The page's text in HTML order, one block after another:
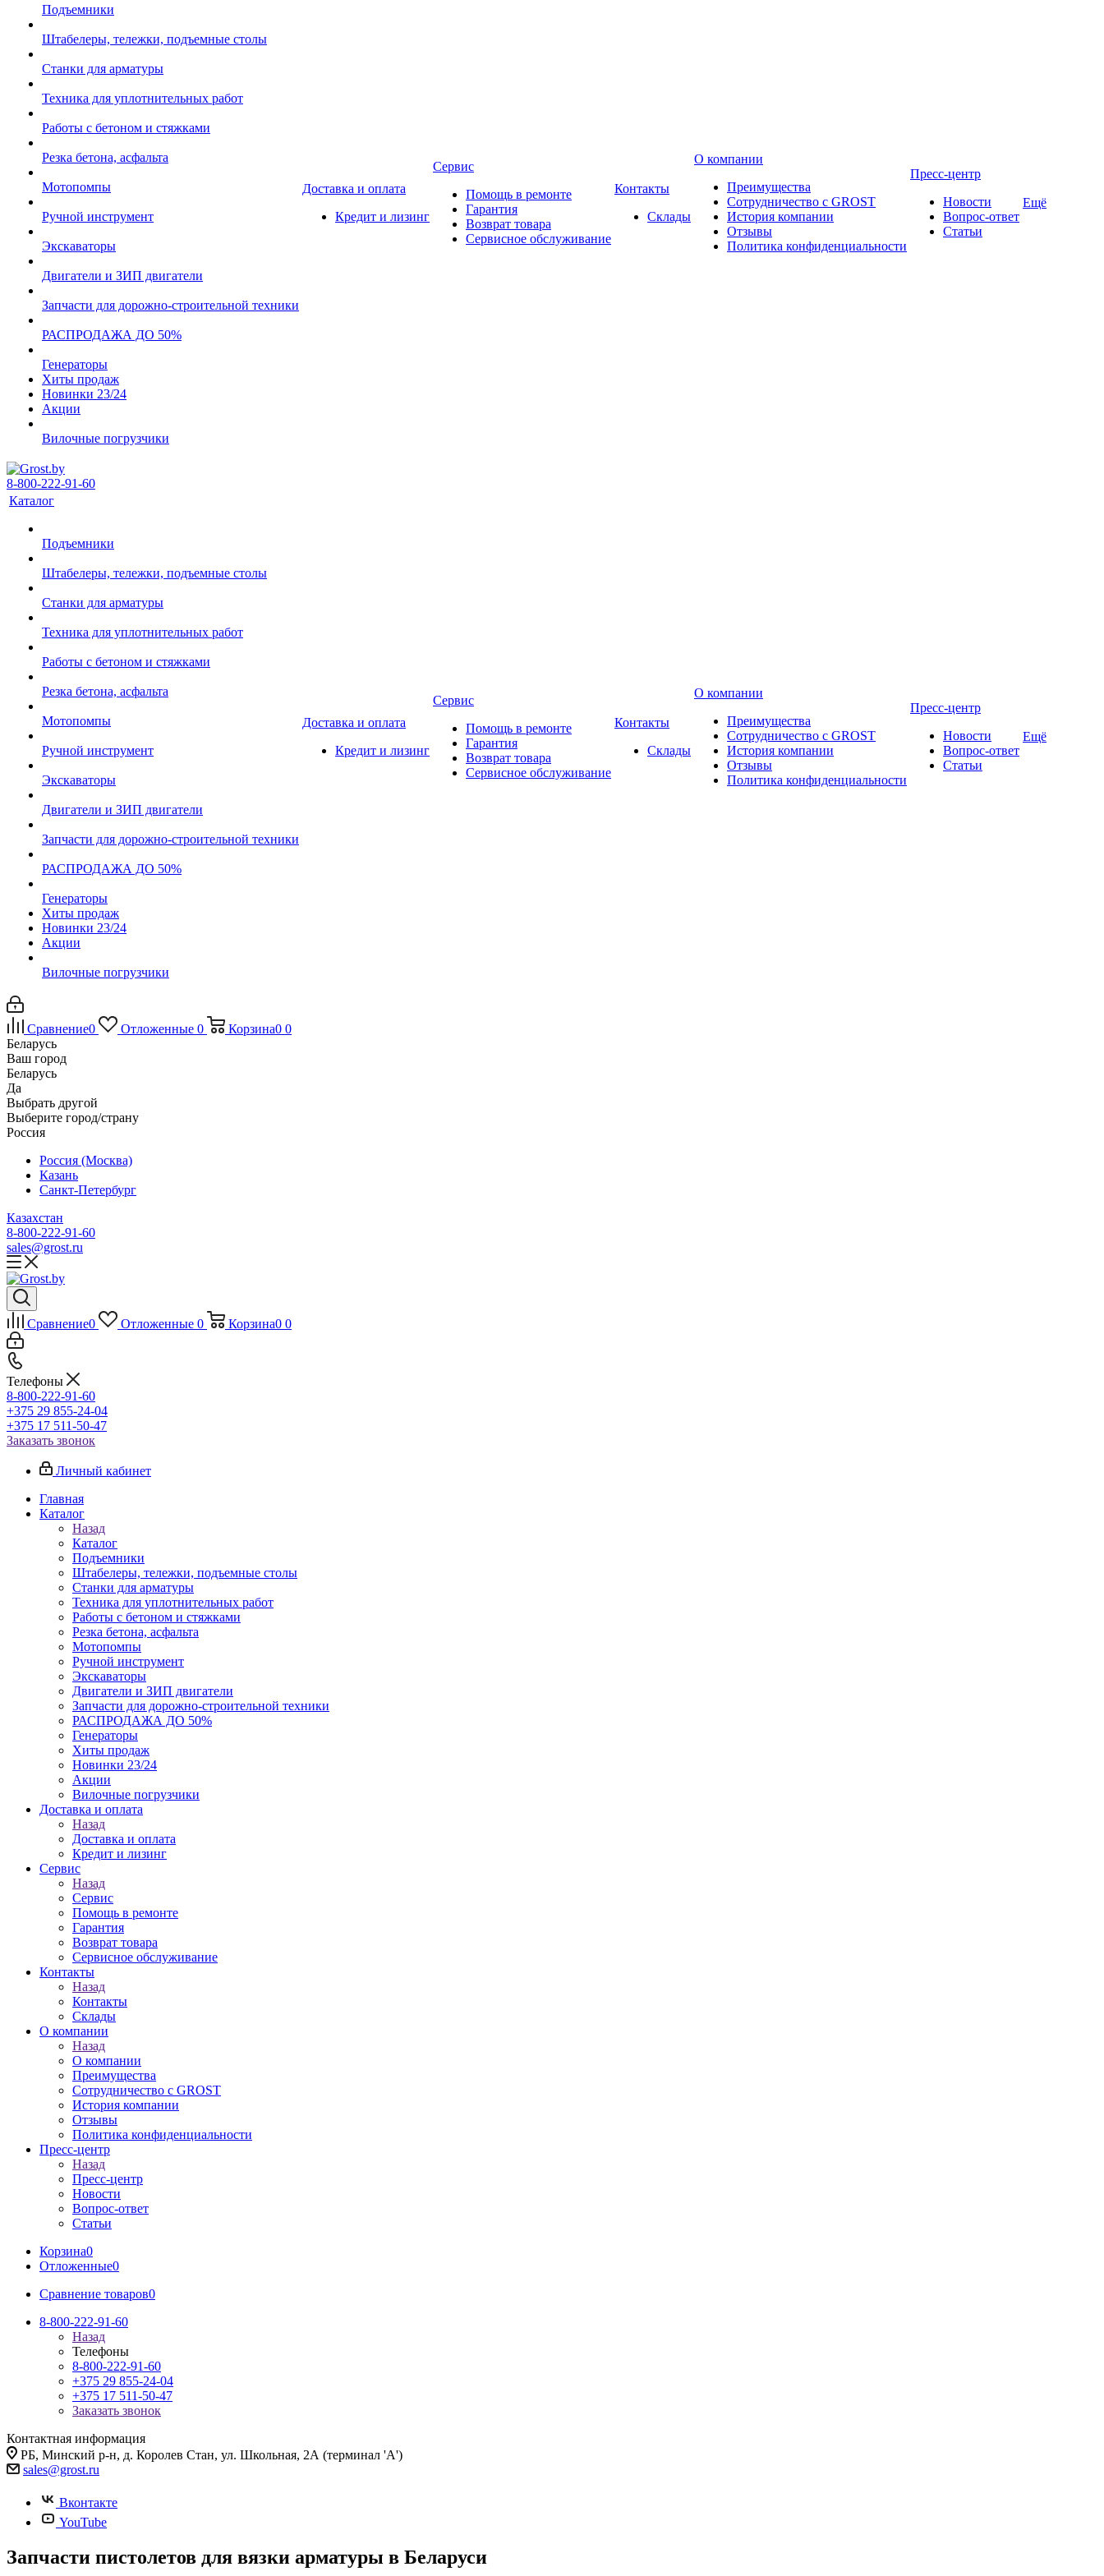
Подъемники
Штабелеры, тележки, подъемные столы
Станки для арматуры
Техника для уплотнительных работ
Работы с бетоном и стяжками
Резка бетона, асфальта
Мотопомпы
Ручной инструмент
Экскаваторы
Двигатели и ЗИП двигатели
Запчасти для дорожно-строительной техники
РАСПРОДАЖА ДО 50%
Генераторы
Хиты продаж
Новинки 23/24
Акции
Вилочные погрузчики
Доставка и оплата
Кредит и лизинг
Сервис
Помощь в ремонте
Гарантия
Возврат товара
Сервисное обслуживание
Контакты
Склады
О компании
Преимущества
Сотрудничество с GROST
История компании
Отзывы
Политика конфиденциальности
Пресс-центр
Новости
Вопрос-ответ
Статьи
Ещё
8-800-222-91-60
Каталог
Подъемники
Штабелеры, тележки, подъемные столы
Станки для арматуры
Техника для уплотнительных работ
Работы с бетоном и стяжками
Резка бетона, асфальта
Мотопомпы
Ручной инструмент
Экскаваторы
Двигатели и ЗИП двигатели
Запчасти для дорожно-строительной техники
РАСПРОДАЖА ДО 50%
Генераторы
Хиты продаж
Новинки 23/24
Акции
Вилочные погрузчики
Доставка и оплата
Кредит и лизинг
Сервис
Помощь в ремонте
Гарантия
Возврат товара
Сервисное обслуживание
Контакты
Склады
О компании
Преимущества
Сотрудничество с GROST
История компании
Отзывы
Политика конфиденциальности
Пресс-центр
Новости
Вопрос-ответ
Статьи
Ещё
Сравнение0 Отложенные 0 Корзина0 0
Беларусь
Ваш город
Беларусь
Да
Выбрать другой
Выберите город/страну
Россия
Россия (Москва)
Казань
Санкт-Петербург
Казахстан
8-800-222-91-60
sales@grost.ru
Сравнение0 Отложенные 0 Корзина0 0
Телефоны
8-800-222-91-60
+375 29 855-24-04
+375 17 511-50-47
Заказать звонок
Личный кабинет
Главная
Каталог
Назад
Каталог
Подъемники
Штабелеры, тележки, подъемные столы
Станки для арматуры
Техника для уплотнительных работ
Работы с бетоном и стяжками
Резка бетона, асфальта
Мотопомпы
Ручной инструмент
Экскаваторы
Двигатели и ЗИП двигатели
Запчасти для дорожно-строительной техники
РАСПРОДАЖА ДО 50%
Генераторы
Хиты продаж
Новинки 23/24
Акции
Вилочные погрузчики
Доставка и оплата
Назад
Доставка и оплата
Кредит и лизинг
Сервис
Назад
Сервис
Помощь в ремонте
Гарантия
Возврат товара
Сервисное обслуживание
Контакты
Назад
Контакты
Склады
О компании
Назад
О компании
Преимущества
Сотрудничество с GROST
История компании
Отзывы
Политика конфиденциальности
Пресс-центр
Назад
Пресс-центр
Новости
Вопрос-ответ
Статьи
Корзина0
Отложенные0
Сравнение товаров0
8-800-222-91-60
Назад
Телефоны
8-800-222-91-60
+375 29 855-24-04
+375 17 511-50-47
Заказать звонок
Контактная информация
РБ, Минский р-н, д. Королев Стан, ул. Школьная, 2А (терминал 'А')
sales@grost.ru
Вконтакте
YouTube
Запчасти пистолетов для вязки арматуры в Беларуси